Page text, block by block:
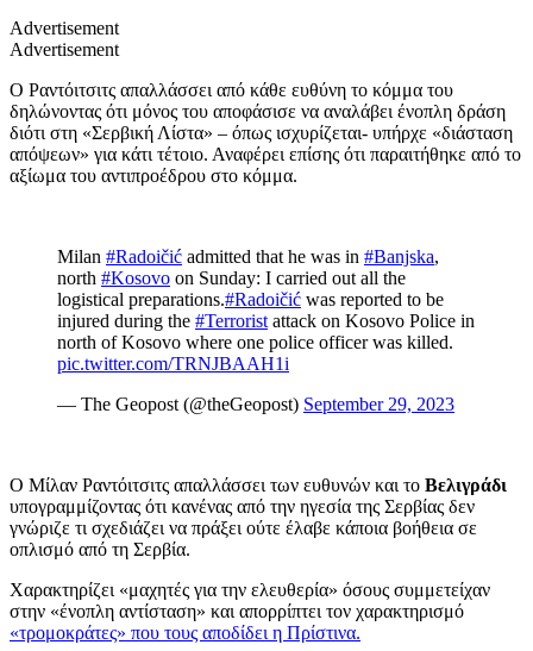
Advertisement
Advertisement
Ο Ραντόιτσιτς απαλλάσσει από κάθε ευθύνη το κόμμα του
δηλώνοντας ότι μόνος του αποφάσισε να αναλάβει ένοπλη δράση
διότι στη «Σερβική Λίστα» – όπως ισχυρίζεται- υπήρχε «διάσταση
απόψεων» για κάτι τέτοιο. Αναφέρει επίσης ότι παραιτήθηκε από το
αξίωμα του αντιπροέδρου στο κόμμα.
Milan #Radoičić admitted that he was in #Banjska,
north #Kosovo on Sunday: I carried out all the
logistical preparations.#Radoičić was reported to be
injured during the #Terrorist attack on Kosovo Police in
north of Kosovo where one police officer was killed.
pic.twitter.com/TRNJBAAH1i
— The Geopost (@theGeopost) September 29, 2023
Ο Μίλαν Ραντόιτσιτς απαλλάσσει των ευθυνών και το Βελιγράδι
υπογραμμίζοντας ότι κανένας από την ηγεσία της Σερβίας δεν
γνώριζε τι σχεδιάζει να πράξει ούτε έλαβε κάποια βοήθεια σε
οπλισμό από τη Σερβία.
Χαρακτηρίζει «μαχητές για την ελευθερία» όσους συμμετείχαν
στην «ένοπλη αντίσταση» και απορρίπτει τον χαρακτηρισμό
«τρομοκράτες» που τους αποδίδει η Πρίστινα.